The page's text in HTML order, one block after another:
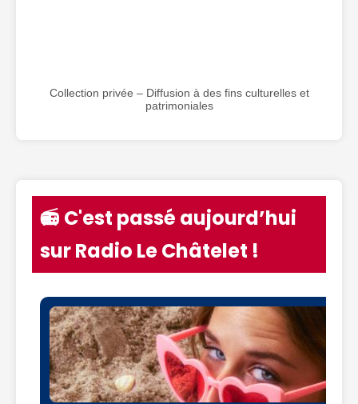
Collection privée – Diffusion à des fins culturelles et
patrimoniales
📻 C'est passé aujourd’hui
sur Radio Le Châtelet !